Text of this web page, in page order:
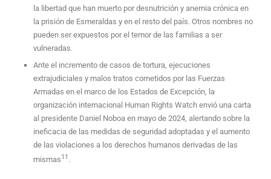
la libertad que han muerto por desnutrición y anemia crónica en
la prisión de Esmeraldas y en el resto del país. Otros nombres no
pueden ser expuestos por el temor de las familias a ser
vulneradas.
Ante el incremento de casos de tortura, ejecuciones
extrajudiciales y malos tratos cometidos por las Fuerzas
Armadas en el marco de los Estados de Excepción, la
organización internacional Human Rights Watch envió una carta
al presidente Daniel Noboa en mayo de 2024, alertando sobre la
ineficacia de las medidas de seguridad adoptadas y el aumento
de las violaciones a los derechos humanos derivadas de las
mismas11 .